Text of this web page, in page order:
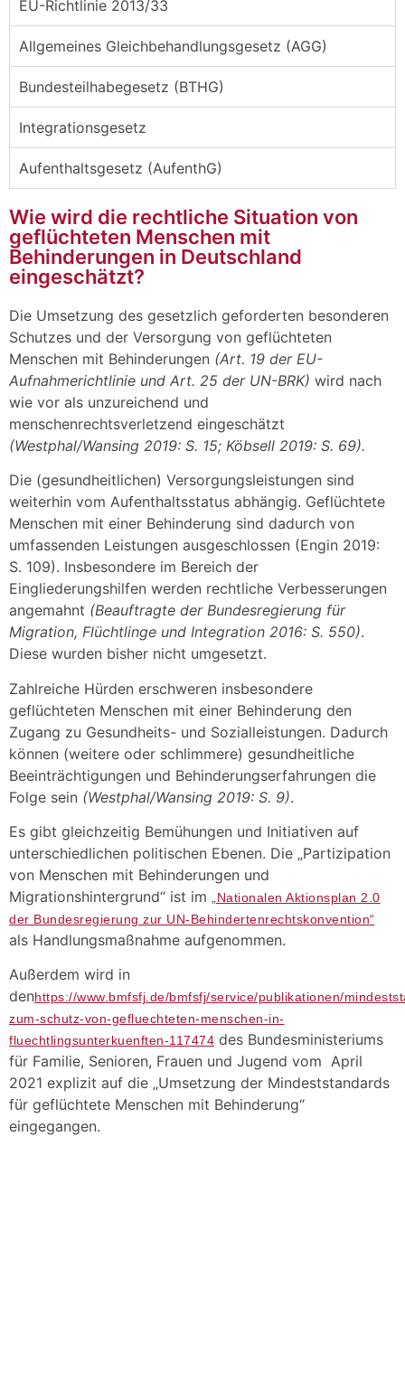
EU-Richtlinie 2013/33
Allgemeines Gleichbehandlungsgesetz (AGG)
Bundesteilhabegesetz (BTHG)
Integrationsgesetz
Aufenthaltsgesetz (AufenthG)
Wie wird die rechtliche Situation von
geflüchteten Menschen mit
Behinderungen in Deutschland
eingeschätzt?
Die Umsetzung des gesetzlich geforderten besonderen
Schutzes und der Versorgung von geflüchteten
Menschen mit Behinderungen (Art. 19 der EU-
Aufnahmerichtlinie und Art. 25 der UN-BRK) wird nach
wie vor als unzureichend und
menschenrechtsverletzend eingeschätzt
(Westphal/Wansing 2019: S. 15; Köbsell 2019: S. 69).
Die (gesundheitlichen) Versorgungsleistungen sind
weiterhin vom Aufenthaltsstatus abhängig. Geflüchtete
Menschen mit einer Behinderung sind dadurch von
umfassenden Leistungen ausgeschlossen (Engin 2019:
S. 109). Insbesondere im Bereich der
Eingliederungshilfen werden rechtliche Verbesserungen
angemahnt (Beauftragte der Bundesregierung für
Migration, Flüchtlinge und Integration 2016: S. 550).
Diese wurden bisher nicht umgesetzt.
Zahlreiche Hürden erschweren insbesondere
geflüchteten Menschen mit einer Behinderung den
Zugang zu Gesundheits- und Sozialleistungen. Dadurch
können (weitere oder schlimmere) gesundheitliche
Beeinträchtigungen und Behinderungserfahrungen die
Folge sein (Westphal/Wansing 2019: S. 9).
Es gibt gleichzeitig Bemühungen und Initiativen auf
unterschiedlichen politischen Ebenen. Die „Partizipation
von Menschen mit Behinderungen und
Migrationshintergrund“ ist im
„Nationalen Aktionsplan 2.0
der Bundesregierung zur UN-Behindertenrechtskonvention“
als Handlungsmaßnahme aufgenommen.
Außerdem wird in
denhttps://www.bmfsfj.de/bmfsfj/service/publikationen/
zum-schutz-von-gefluechteten-menschen-in-
fluechtlingsunterkuenften-117474 des Bundesministeriums
für Familie, Senioren, Frauen und Jugend vom April
2021 explizit auf die „Umsetzung der Mindeststandards
für geflüchtete Menschen mit Behinderung“
eingegangen.